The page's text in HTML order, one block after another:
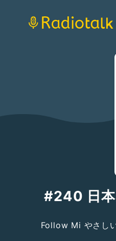
#240 日
Follow Mi やさし